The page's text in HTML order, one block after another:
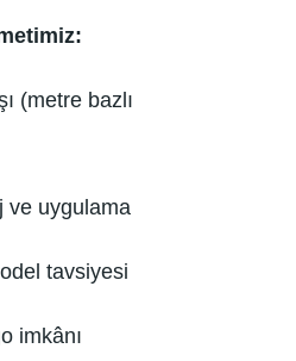
(metre bazlı
ve uygulama
tavsiyesi
imkânı